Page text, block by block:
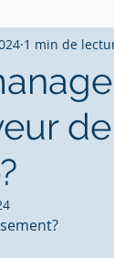
1 min de